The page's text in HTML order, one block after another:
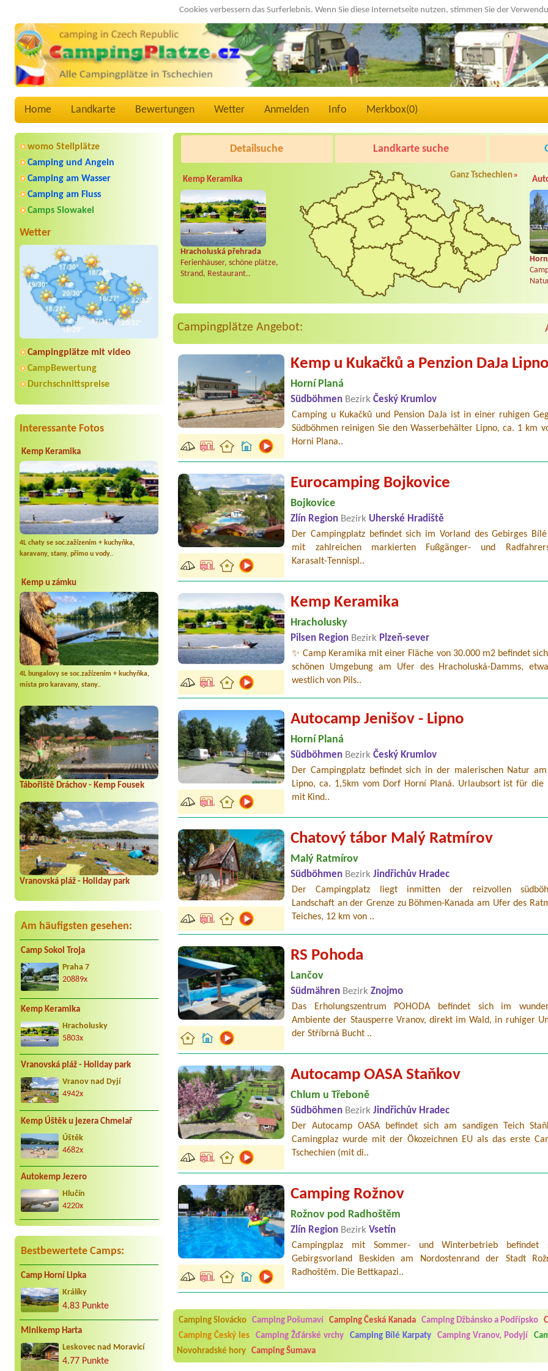
Cookies verbessern das Surferlebnis. Wenn Sie diese Internetseite nutzen, stimmen Sie der
Home Landkarte Bewertungen Wetter Anmelden Info Merkbox(0)
womo Stellplätze
Camping und Angeln
Camping am Wasser
Camping am Fluss
Camps Slowakei
Wetter
Campingplätze mit video
CampBewertung
Durchschnittspreise
Interessante Fotos
Kemp Keramika
4L chaty se soc.zažízením + kuchyňka,
karavany, stany, přímo u vody..
Kemp u zámku
4L bungalovy se soc.zažízením + kuchyňka,
místa pro karavany, stany..
Tábořiště Dráchov - Kemp Fousek
Vranovská pláž - Holiday park
Am häufigsten gesehen:
Camp Sokol Troja
Praha 7
20889x
Kemp Keramika
Hracholusky
5803x
Vranovská pláž - Holiday park
Vranov nad Dyjí
4942x
Kemp Úštěk u jezera Chmelař
Úštěk
4682x
Autokemp Jezero
Hlučín
4220x
Bestbewertete Camps:
Camp Horní Lipka
Králíky
4.83 Punkte
Minikemp Harta
Leskovec nad Moravicí
4.77 Punkte
Detailsuche Landkarte suche
Kemp Keramika
Hracholuská přehrada
Ferienhäuser, schöne plätze,
Strand, Restaurant..
Ganz Tschechien»
Campingplätze Angebot:
Kemp u Kukačků a Penzion DaJa Lipno
Horní Planá
Südböhmen Bezirk Český Krumlov
Camping u Kukačků und Pension DaJa ist in einer ruhigen
Südböhmen reinigen Sie den Wasserbehälter Lipno, ca. 1 km
Horni Plana..
Eurocamping Bojkovice
Bojkovice
Zlín Region Bezirk Uherské Hradiště
Der Campingplatz befindet sich im Vorland des Gebirges
mit zahlreichen markierten Fußgänger- und
Karasalt-Tennispl..
Kemp Keramika
Hracholusky
Pilsen Region Bezirk Plzeň-sever
✨ Camp Keramika mit einer Fläche von 30.000 m2 befindet
schönen Umgebung am Ufer des Hracholuská-Damms,
westlich von Pils..
Autocamp Jenišov - Lipno
Horní Planá
Südböhmen Bezirk Český Krumlov
Der Campingplatz befindet sich in der malerischen Natur am
Lipno, ca. 1,5km vom Dorf Horní Planá. Urlaubsort ist für die
mit Kind..
Chatový tábor Malý Ratmírov
Malý Ratmírov
Südböhmen Bezirk Jindřichův Hradec
Der Campingplatz liegt inmitten der reizvollen
Landschaft an der Grenze zu Böhmen-Kanada am Ufer des
Teiches, 12 km von ..
RS Pohoda
Lančov
Südmähren Bezirk Znojmo
Das Erholungszentrum POHODA befindet sich im
Ambiente der Stausperre Vranov, direkt im Wald, in ruhiger
der Stříbrná Bucht ..
Autocamp OASA Staňkov
Chlum u Třeboně
Südböhmen Bezirk Jindřichův Hradec
Der Autocamp OASA befindet sich am sandigen Teich
Camingplaz wurde mit der Ökozeichnen EU als das erste
Tschechien (mit di..
Camping Rožnov
Rožnov pod Radhoštěm
Zlín Region Bezirk Vsetín
Campingplaz mit Sommer- und Winterbetrieb befindet
Gebirgsvorland Beskiden am Nordostenrand der Stadt
Radhoštěm. Die Bettkapazi..
Camping Slovácko Camping Pošumaví Camping Česká Kanada Camping Džbánsko a Podřípsko
Camping Český les
Camping Žďárské vrchy Camping Bílé Karpaty Camping Vranov, Podyjí
Novohradské hory
Camping Šumava
Aneta Melicharová***
Byli jsme zde v týdnu od 25.7. do 1.8. 2026. Kemp jako takový je pěkný. V umývárně i na WC bylo
utěrky, což při množství návštěvníků není samozřejmost. V kempu je obchod a restaurace, kebab a
jak na pouti- z každého koutu hrála jiná hudba.Kemp pěkný, ale takový rámus jsme ještě nezažili...
Jana*****
Chtěli jsme být týden,byli jsme dva. Na začátku prázdnin. Přijeli jsme karavanem. Klid pohoda
super. Restaurace s jídlem, a dobrým jídlem za slušnou cenu na dosah, a spoustu možností na výlety.
slušně mile. Nám se v kempu líbilo.